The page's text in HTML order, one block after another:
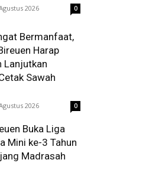
2026 0
Bermanfaat,
Harap
Lanjutkan
Sawah
2026 0
Buka Liga
Mini ke-3 Tahun
Madrasah